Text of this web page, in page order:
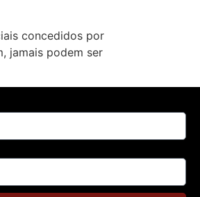
concedidos por
jamais podem ser